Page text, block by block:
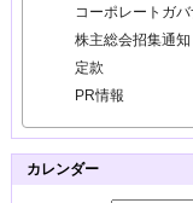
コーポレートガ
株主総会招集通知
定款
PR情報
カレンダー